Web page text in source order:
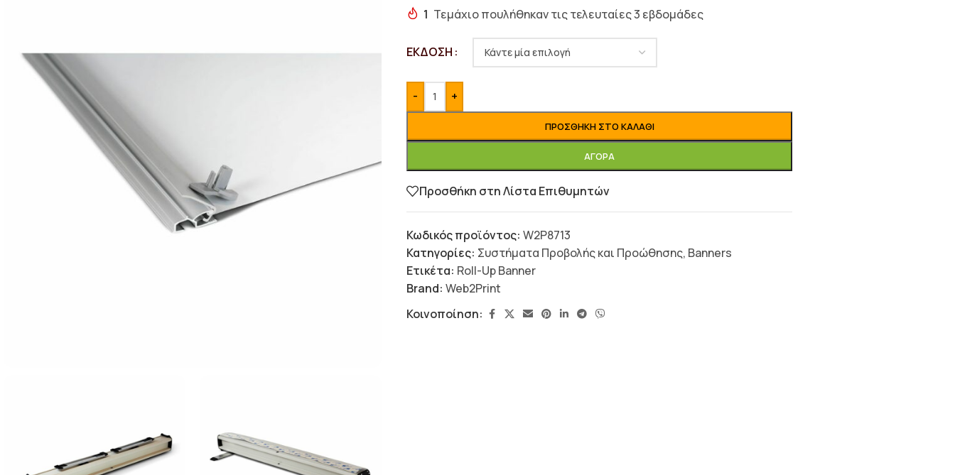
1 Τεμάχιο πουλήθηκαν τις τελευταίες 3 εβδομάδες
ΈΚΔΟΣΗ
- +
ΠΡΟΣΘΉΚΗ ΣΤΟ ΚΑΛΆΘΙ
ΑΓΟΡΆ
Προσθήκη στη Λίστα Επιθυμητών
Κωδικός προϊόντος:W2P8713
Κατηγορίες: Συστήματα Προβολής και Προώθησης, Banners
Ετικέτα: Roll-Up Banner
Brand:Web2Print
Κοινοποίηση: